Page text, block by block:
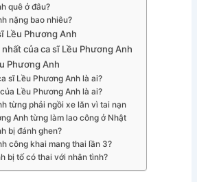
quê ở đâu?
nặng bao nhiêu?
Lều Phương Anh
của ca sĩ Lều Phương Anh
Phương Anh
sĩ Lều Phương Anh là ai?
Lều Phương Anh là ai?
từng phải ngồi xe lăn vì tai nạn
Anh từng làm lao công ở Nhật
bị đánh ghen?
công khai mang thai lần 3?
bị tố có thai với nhân tình?